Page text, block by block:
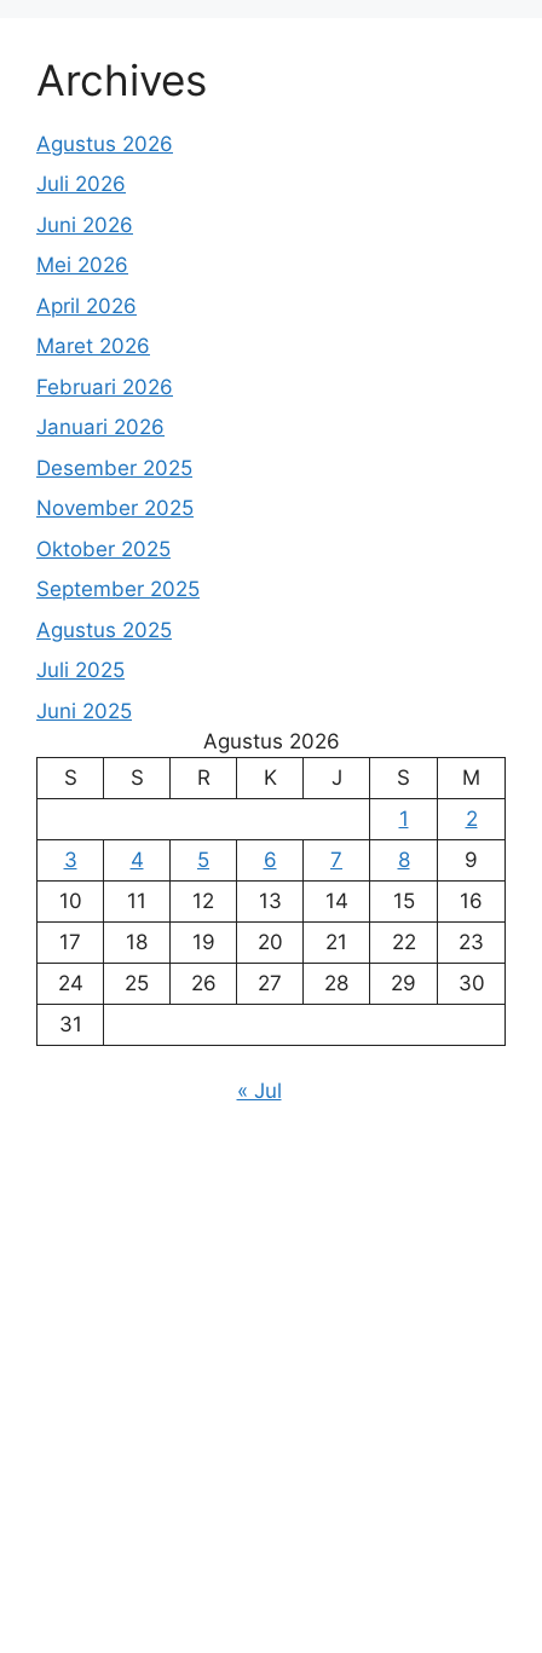
Archives
Agustus 2026
Juli 2026
Juni 2026
Mei 2026
April 2026
Maret 2026
Februari 2026
Januari 2026
Desember 2025
November 2025
Oktober 2025
September 2025
Agustus 2025
Juli 2025
Juni 2025
Agustus 2026
S
S R K J S
M
1
2
3
4 5 6 7 8
9
10
11 12 13 14 15
16
17
18 19 20 21 22
23
24
25 26 27 28 29
30
31
« Jul